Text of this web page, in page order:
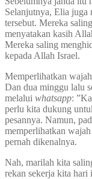
Selanjutnya, Elia juga
tersebut. Mereka
menyatakan kasih
Mereka saling
kepada Allah Israel.
Memperlihatkan
Dan dua minggu lalu
melalui whatsapp:
perlu kita dukung
pesannya. Namun,
memperlihatkan
pernah dikenalnya.
Nah, marilah kita
rekan sekerja kita hari